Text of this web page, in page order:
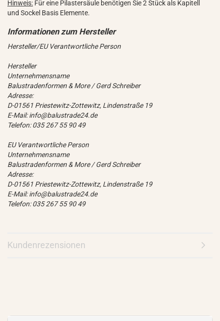
Hinweis: Für eine Pilastersäule benötigen Sie 2 Stück als Kapitell
und Sockel Basis Elemente.
Hersteller/EU Verantwortliche Person
Hersteller
Unternehmensname
Balustradenformen & More / Gerd Schreiber
Adresse:
D-01561 Priestewitz-Zottewitz, Lindenstraße 19
E-Mail: info@balustrade24.de
Telefon: 035 267 55 90 49
EU Verantwortliche Person
Unternehmensname
Balustradenformen & More / Gerd Schreiber
Adresse:
D-01561 Priestewitz-Zottewitz, Lindenstraße 19
E-Mail: info@balustrade24.de
Telefon: 035 267 55 90 49
Kundenrezensionen